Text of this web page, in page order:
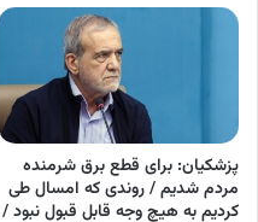
پزشکیان: برای قطع برق شرمنده
مردم شدیم / روندی که امسال طی
کردیم به هیچ وجه قابل قبول نبود /